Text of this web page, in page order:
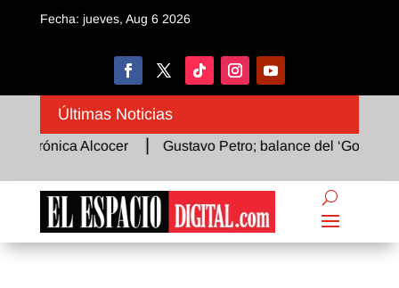
Fecha: jueves, Aug 6 2026
Últimas Noticias
Alcocer Gustavo Petro; balance del ‘Gobierno